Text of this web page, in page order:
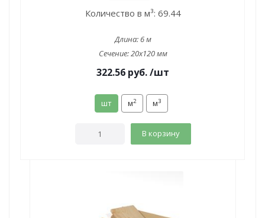
Количество в м³: 69.44
Длина:6 м
Сечение:20x120 мм
322.56 руб./шт
шт м2 м3
В корзину